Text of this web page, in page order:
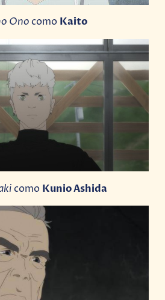
Onocomo Kaito
como Kunio Ashida